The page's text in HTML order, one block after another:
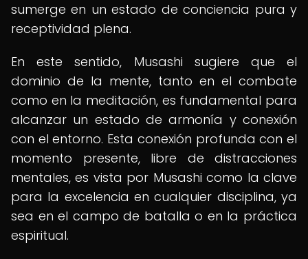
sumerge en un estado de conciencia pura y
receptividad plena.
En este sentido, Musashi sugiere que el
dominio de la mente, tanto en el combate
como en la meditación, es fundamental para
alcanzar un estado de armonía y conexión
con el entorno. Esta conexión profunda con el
momento presente, libre de distracciones
mentales, es vista por Musashi como la clave
para la excelencia en cualquier disciplina, ya
sea en el campo de batalla o en la práctica
espiritual.